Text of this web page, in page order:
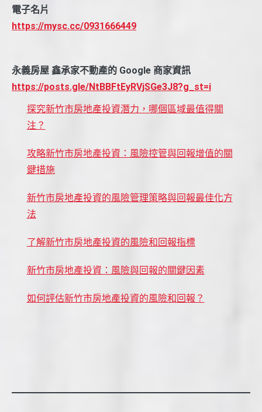
電子名片
https://mysc.cc/0931666449
永義房屋 鑫承家不動產的 Google 商家資訊
https://posts.gle/NtBBFtEyRVjSGe3J8?g_st=i
探究新竹市房地產投資潛力，哪個區域最值得關
注？
攻略新竹市房地產投資：風險控管與回報增值的關
鍵措施
新竹市房地產投資的風險管理策略與回報最佳化方
法
了解新竹市房地產投資的風險和回報指標
新竹市房地產投資：風險與回報的關鍵因素
如何評估新竹市房地產投資的風險和回報？